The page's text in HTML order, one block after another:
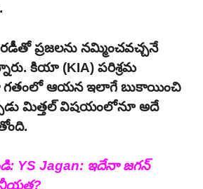
ప్రజలను నమ్మించవచ్చనే
కియా (KIA) పరిశ్రమ
ఆయన ఇలాగే బుకాయించి
మిత్తల్ విషయంలోనూ అదే
YS Jagan: ఇదేనా జగన్